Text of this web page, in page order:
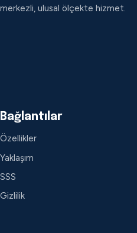
merkezli, ulusal ölçekte hizmet.
Bağlantılar
Özellikler
Yaklaşım
SSS
Gizlilik